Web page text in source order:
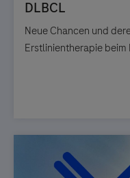
Neue Chancen und
Erstlinientherapie beim